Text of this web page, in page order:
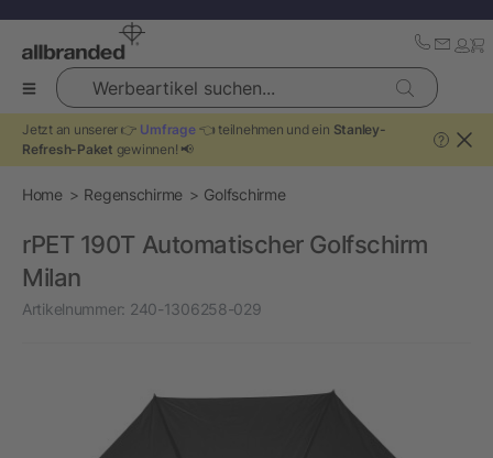
Werbeartikel suchen...
Jetzt an unserer 👉 Umfrage👈 teilnehmen und ein Stanley-
Refresh-Paket gewinnen! 📢
?
Home Regenschirme Golfschirme
rPET 190T Automatischer Golfschirm
Milan
Artikelnummer: 240-1306258-029